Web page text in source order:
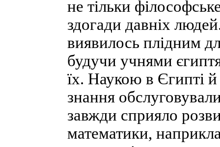
не тільки
здогади давніх
виявилось плідним
будучи учнями
їх. Наукою в Єгипті
знання
завжди сприяло
математики,